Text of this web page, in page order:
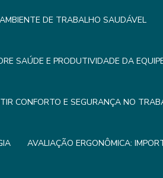
DE TRABALHO SAUDÁVEL
SAÚDE E PRODUTIVIDADE DA
CONFORTO E SEGURANÇA NO
AVALIAÇÃO ERGONÔMICA: